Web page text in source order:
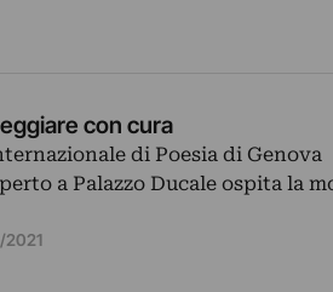
con cura
di Poesia di Genova
a Palazzo Ducale ospita la
2021